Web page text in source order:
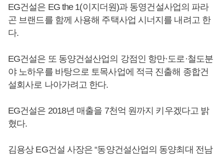
EG건설은 EG the 1(이지더원)과 동영건설사업의 파라
곤 브랜드를 함께 사용해 주택사업 시너지를 내려고 한
다.
EG건설은 또 동양건설산업의 강점인 항만·도로·철도분
야 노하우를 바탕으로 토목사업에 적극 진출해 종합건
설회사로 나아가려고 한다.
EG건설은 2018년 매출을 7천억 원까지 키우겠다고 밝
혔다.
김용상 EG건설 사장은 “동양건설산업의 동양최대 전남